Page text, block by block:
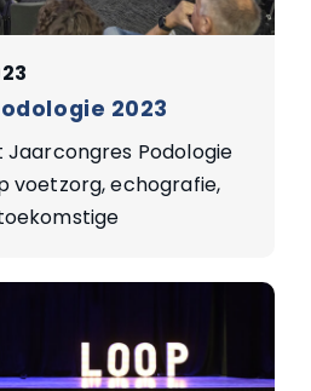
2023
Podologie
voetzorg, echografie,